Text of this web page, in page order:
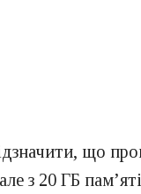
що
з 20 ГБ